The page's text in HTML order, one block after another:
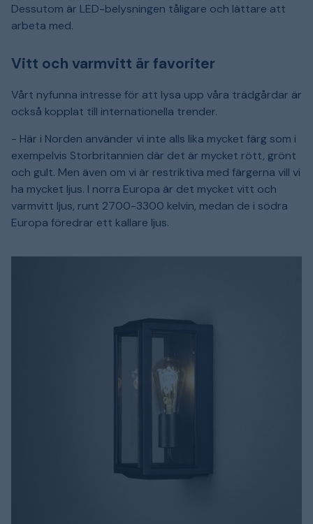
Dessutom är LED-belysningen tåligare och lättare att
arbeta med.
Vitt och varmvitt är favoriter
Vårt nyfunna intresse för att lysa upp våra trädgårdar är
också kopplat till internationella trender.
- Här i Norden använder vi inte alls lika mycket färg som i
exempelvis Storbritannien där det är mycket rött, grönt
och gult. Men även om vi är restriktiva med färgerna vill vi
ha mycket ljus. I norra Europa är det mycket vitt och
varmvitt ljus, runt 2700-3300 kelvin, medan de i södra
Europa föredrar ett kallare ljus.